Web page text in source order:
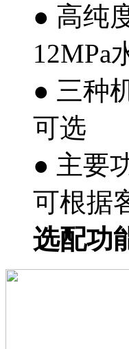
● 高纯
12MPa
● 三种
可选
● 主要
可根据
选配功